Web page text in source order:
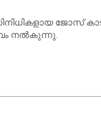
ജോസ്
നൽകുന്നു.